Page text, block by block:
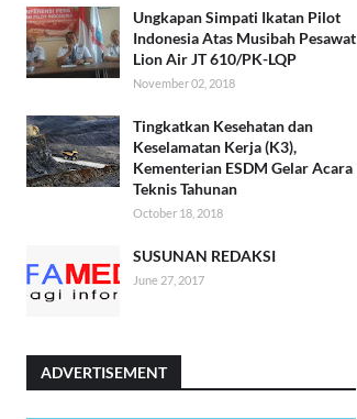
Ungkapan Simpati Ikatan Pilot
Indonesia Atas Musibah Pesawat
Lion Air JT 610/PK-LQP
November 02, 2018
Tingkatkan Kesehatan dan
Keselamatan Kerja (K3),
Kementerian ESDM Gelar Acara
Teknis Tahunan
October 18, 2018
SUSUNAN REDAKSI
June 27, 2017
ADVERTISEMENT